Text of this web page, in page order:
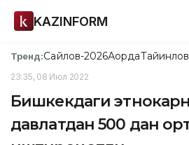
KAZINFORM
Тренд:Сайлов-2026АқордаТайинлов
23:35, 08 Июл 2022
Бишкекдаги
давлатдан 500 дан